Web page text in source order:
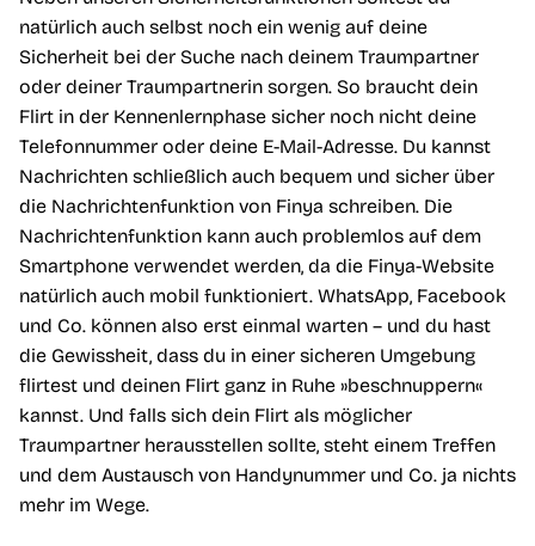
natürlich auch selbst noch ein wenig auf deine
Sicherheit bei der Suche nach deinem Traumpartner
oder deiner Traumpartnerin sorgen. So braucht dein
Flirt in der Kennenlernphase sicher noch nicht deine
Telefonnummer oder deine E-Mail-Adresse. Du kannst
Nachrichten schließlich auch bequem und sicher über
die Nachrichtenfunktion von Finya schreiben. Die
Nachrichtenfunktion kann auch problemlos auf dem
Smartphone verwendet werden, da die Finya-Website
natürlich auch mobil funktioniert. WhatsApp, Facebook
und Co. können also erst einmal warten – und du hast
die Gewissheit, dass du in einer sicheren Umgebung
flirtest und deinen Flirt ganz in Ruhe »beschnuppern«
kannst. Und falls sich dein Flirt als möglicher
Traumpartner herausstellen sollte, steht einem Treffen
und dem Austausch von Handynummer und Co. ja nichts
mehr im Wege.